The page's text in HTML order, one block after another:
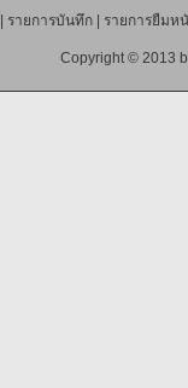
รายการบันทึก| รายการยืมห
Copyright © 2013